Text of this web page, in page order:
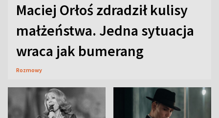
Maciej Orłoś zdradził kulisy
małżeństwa. Jedna sytuacja
wraca jak bumerang
Rozmowy